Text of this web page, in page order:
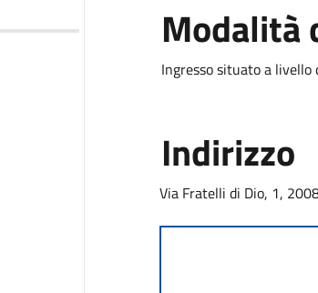
Modalità
Ingresso situato a livello
Indirizzo
Via Fratelli di Dio, 1,